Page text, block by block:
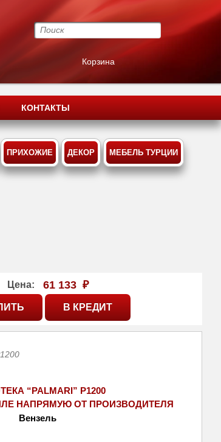
Корзина
КОНТАКТЫ
ПРИХОЖИЕ ДЕКОР МЕБЕЛЬ ТУРЦИИ
Цена: 61 133 ₽
“PALMARI” Р1200
НАПРЯМУЮ ОТ ПРОИЗВОДИТЕЛЯ